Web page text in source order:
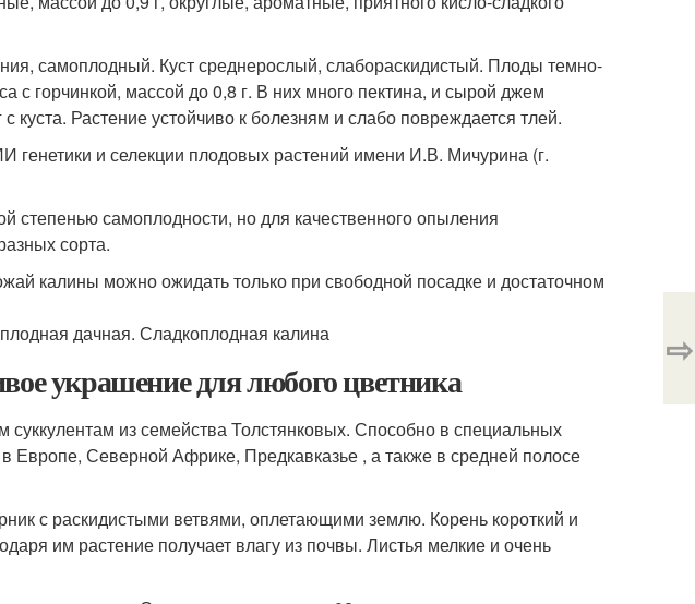
самоплодный. Куст среднерослый, слабораскидистый. Плоды темно-
с горчинкой, массой до 0,8 г. В них много пектина, и сырой джем
куста. Растение устойчиво к болезням и слабо повреждается тлей.
и селекции плодовых растений имени И.В. Мичурина (г.
степенью самоплодности, но для качественного опыления
сорта.
калины можно ожидать только при свободной посадке и достаточном
украшение для любого цветника
суккулентам из семейства Толстянковых. Способно в специальных
в Европе, Северной Африке, Предкавказье , а также в средней полосе
с раскидистыми ветвями, оплетающими землю. Корень короткий и
им растение получает влагу из почвы. Листья мелкие и очень
⇨